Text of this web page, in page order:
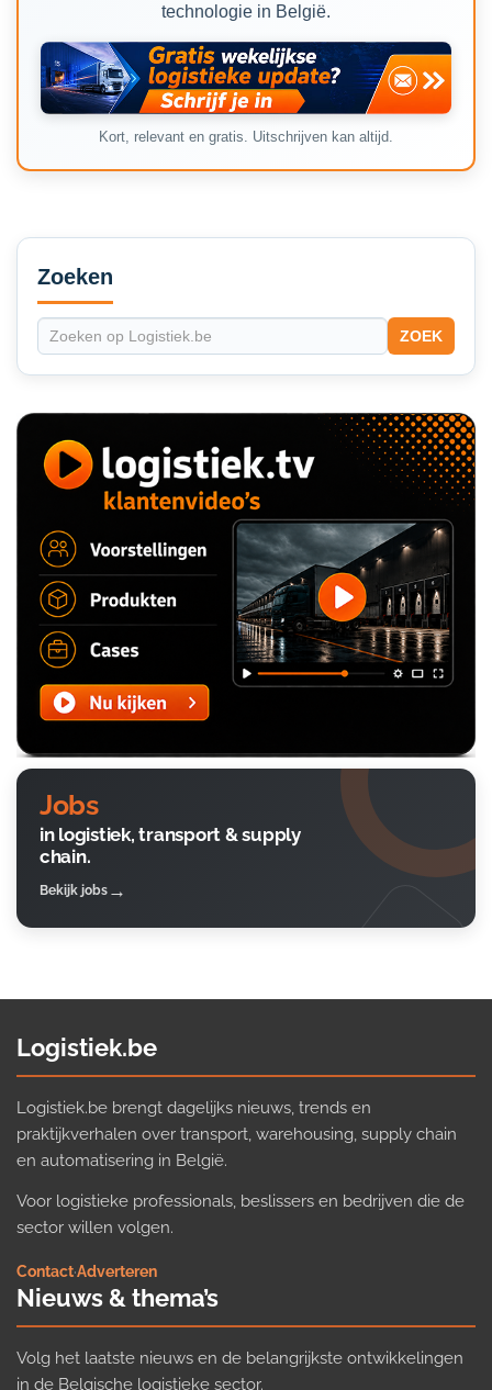
technologie in België.
Kort, relevant en gratis. Uitschrijven kan altijd.
Secondary
Sidebar
Zoeken
ZOEK
Jobs
in logistiek, transport & supply
chain.
Bekijk jobs
Logistiek.be
Logistiek.be brengt dagelijks nieuws, trends en
praktijkverhalen over transport, warehousing, supply chain
en automatisering in België.
Voor logistieke professionals, beslissers en bedrijven die de
sector willen volgen.
Contact·Adverteren
Nieuws & thema’s
Volg het laatste nieuws en de belangrijkste ontwikkelingen
in de Belgische logistieke sector.